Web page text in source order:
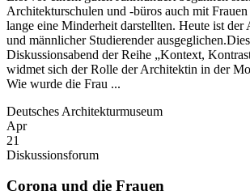
Architekturschulen und -büros auch mit
lange eine Minderheit darstellten. Heute ist
und männlicher Studierender
Diskussionsabend der Reihe „Kontext,
widmet sich der Rolle der Architektin in der
Wie wurde die Frau ...
Deutsches Architekturmuseum
Apr
21
Diskussionsforum
Corona und die Frauen